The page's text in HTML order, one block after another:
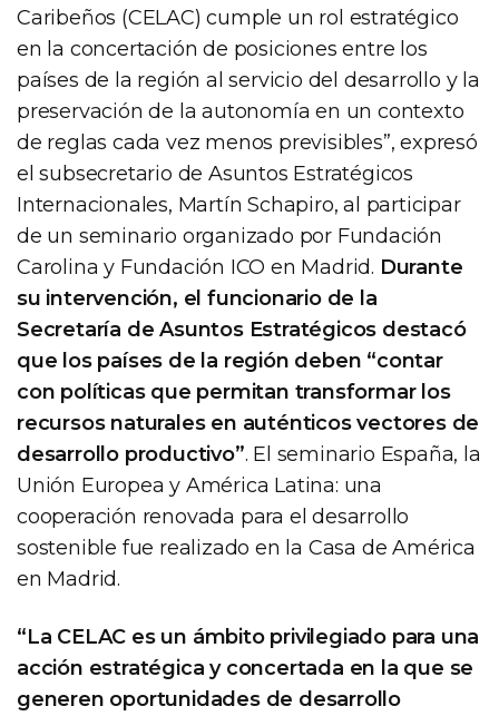
Caribeños (CELAC) cumple un rol estratégico
en la concertación de posiciones entre los
países de la región al servicio del desarrollo y la
preservación de la autonomía en un contexto
de reglas cada vez menos previsibles”, expresó
el subsecretario de Asuntos Estratégicos
Internacionales, Martín Schapiro, al participar
de un seminario organizado por Fundación
Carolina y Fundación ICO en Madrid. Durante
su intervención, el funcionario de la
Secretaría de Asuntos Estratégicos destacó
que los países de la región deben “contar
con políticas que permitan transformar los
recursos naturales en auténticos vectores de
desarrollo productivo”. El seminario España, la
Unión Europea y América Latina: una
cooperación renovada para el desarrollo
sostenible fue realizado en la Casa de América
en Madrid.
“La CELAC es un ámbito privilegiado para una
acción estratégica y concertada en la que se
generen oportunidades de desarrollo